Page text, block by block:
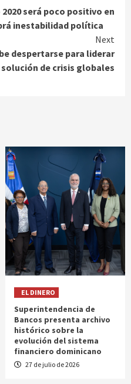
será poco positivo en
inestabilidad política
Next
despertarse para liderar
solución de crisis globales
EL DINERO
Superintendencia de
Bancos presenta archivo
histórico sobre la
evolución del sistema
financiero dominicano
27 de julio de 2026